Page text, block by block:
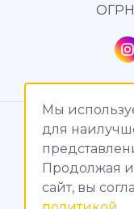
Мы
для
Продолжая
сайт, вы
ОГРН
©